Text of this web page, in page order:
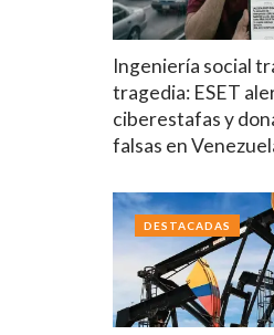
Ingeniería social
tragedia: ESET
ciberestafas y
falsas en
DESTACADAS